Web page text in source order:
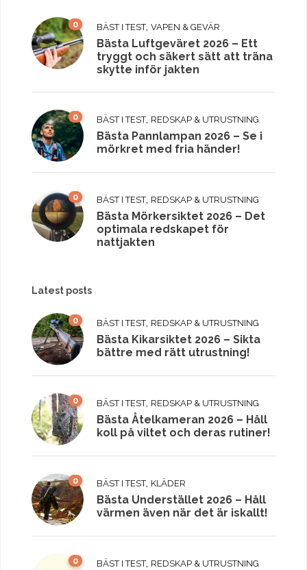
0 BÄST I TEST, VAPEN & GEVÄR
Bästa Luftgeväret 2026 – Ett
tryggt och säkert sätt att träna
skytte inför jakten
0 BÄST I TEST, REDSKAP & UTRUSTNING
Bästa Pannlampan 2026 – Se i
mörkret med fria händer!
0 BÄST I TEST, REDSKAP & UTRUSTNING
Bästa Mörkersiktet 2026 – Det
optimala redskapet för
nattjakten
Latest posts
0 BÄST I TEST, REDSKAP & UTRUSTNING
Bästa Kikarsiktet 2026 – Sikta
bättre med rätt utrustning!
0 BÄST I TEST, REDSKAP & UTRUSTNING
Bästa Åtelkameran 2026 – Håll
koll på viltet och deras rutiner!
0 BÄST I TEST, KLÄDER
Bästa Understället 2026 – Håll
värmen även när det är iskallt!
0 BÄST I TEST, REDSKAP & UTRUSTNING